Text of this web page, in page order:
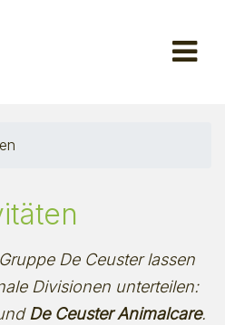
De Ceuster lassen
Divisionen unterteilen:
De Ceuster Animalcare.